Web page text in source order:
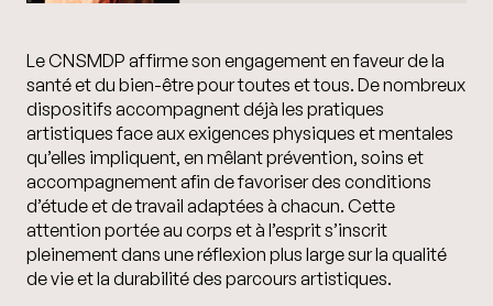
Le CNSMDP affirme son engagement en faveur de la
santé et du bien-être pour toutes et tous. De nombreux
dispositifs accompagnent déjà les pratiques
artistiques face aux exigences physiques et mentales
qu’elles impliquent, en mêlant prévention, soins et
accompagnement afin de favoriser des conditions
d’étude et de travail adaptées à chacun. Cette
attention portée au corps et à l’esprit s’inscrit
pleinement dans une réflexion plus large sur la qualité
de vie et la durabilité des parcours artistiques.